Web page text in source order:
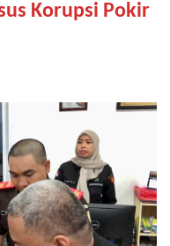
Korupsi Pokir